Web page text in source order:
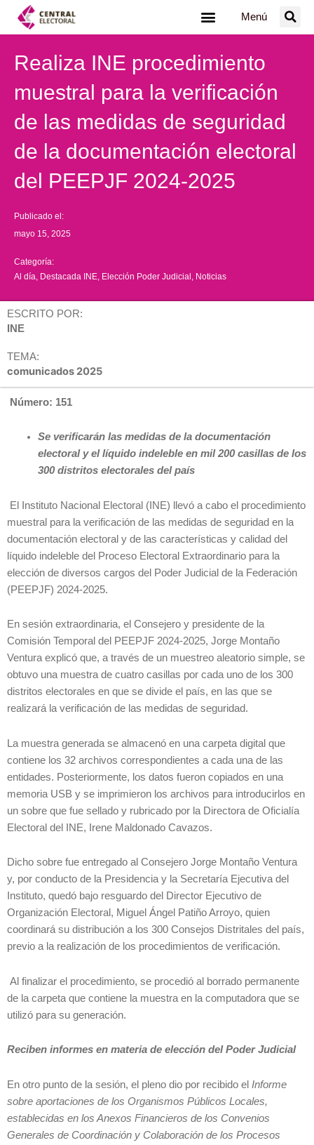
Menú
Realiza INE procedimiento
muestral para la verificación
de las medidas de seguridad
de la documentación electoral
del PEEPJF 2024-2025
Publicado el:
mayo 15, 2025
Categoría:
Al día Destacada INE Elección Poder Judicial Noticias
ESCRITO POR:
INE
TEMA:
comunicados 2025
Número: 151
Se verificarán las medidas de la documentación
electoral y el líquido indeleble en mil 200 casillas de los
300 distritos electorales del país
El Instituto Nacional Electoral (INE) llevó a cabo el procedimiento
muestral para la verificación de las medidas de seguridad en la
documentación electoral y de las características y calidad del
líquido indeleble del Proceso Electoral Extraordinario para la
elección de diversos cargos del Poder Judicial de la Federación
(PEEPJF) 2024-2025.
En sesión extraordinaria, el Consejero y presidente de la
Comisión Temporal del PEEPJF 2024-2025, Jorge Montaño
Ventura explicó que, a través de un muestreo aleatorio simple, se
obtuvo una muestra de cuatro casillas por cada uno de los 300
distritos electorales en que se divide el país, en las que se
realizará la verificación de las medidas de seguridad.
La muestra generada se almacenó en una carpeta digital que
contiene los 32 archivos correspondientes a cada una de las
entidades. Posteriormente, los datos fueron copiados en una
memoria USB y se imprimieron los archivos para introducirlos en
un sobre que fue sellado y rubricado por la Directora de Oficialía
Electoral del INE, Irene Maldonado Cavazos.
Dicho sobre fue entregado al Consejero Jorge Montaño Ventura
y, por conducto de la Presidencia y la Secretaría Ejecutiva del
Instituto, quedó bajo resguardo del Director Ejecutivo de
Organización Electoral, Miguel Ángel Patiño Arroyo, quien
coordinará su distribución a los 300 Consejos Distritales del país,
previo a la realización de los procedimientos de verificación.
Al finalizar el procedimiento, se procedió al borrado permanente
de la carpeta que contiene la muestra en la computadora que se
utilizó para su generación.
Reciben informes en materia de elección del Poder Judicial
En otro punto de la sesión, el pleno dio por recibido el Informe
sobre aportaciones de los Organismos Públicos Locales,
establecidas en los Anexos Financieros de los Convenios
Generales de Coordinación y Colaboración de los Procesos